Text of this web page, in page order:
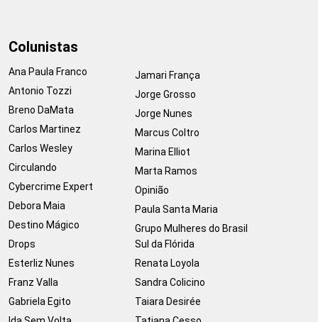
Colunistas
Ana Paula Franco
Antonio Tozzi
Breno DaMata
Carlos Martinez
Carlos Wesley
Circulando
Cybercrime Expert
Debora Maia
Destino Mágico
Drops
Esterliz Nunes
Franz Valla
Gabriela Egito
Jamari França
Jorge Grosso
Jorge Nunes
Marcus Coltro
Marina Elliot
Marta Ramos
Opinião
Paula Santa Maria
Grupo Mulheres do Brasil
Sul da Flórida
Renata Loyola
Sandra Colicino
Taiara Desirée